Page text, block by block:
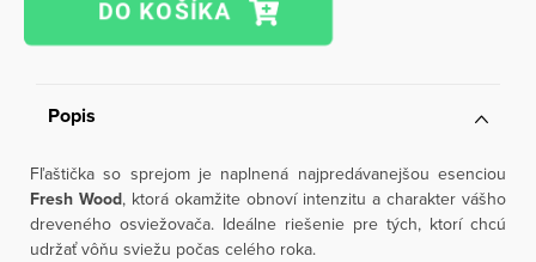
Popis
Fľaštička so sprejom je naplnená najpredávanejšou esenciou
Fresh Wood, ktorá okamžite obnoví intenzitu a charakter vášho
dreveného osviežovača. Ideálne riešenie pre tých, ktorí chcú
udržať vôňu sviežu počas celého roka.